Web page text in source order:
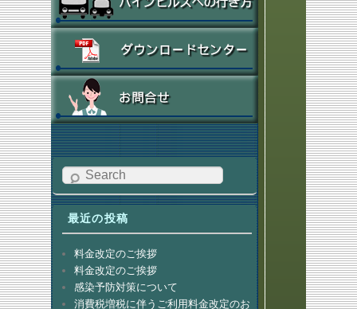
Search
最近の投稿
料金改定のご挨拶
料金改定のご挨拶
感染予防対策について
消費税増税に伴うご利用料金改定のお